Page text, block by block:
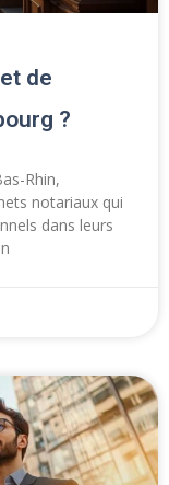
de
?
Rhin,
notariaux qui
dans leurs